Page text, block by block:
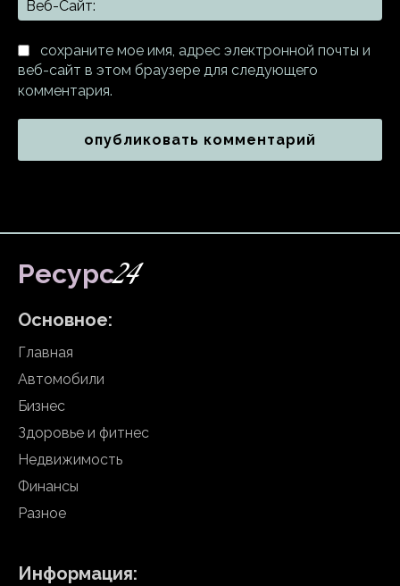
сохраните мое имя, адрес электронной почты и
веб-сайт в этом браузере для следующего
комментария.
Ресурс24
Основное:
Главная
Автомобили
Бизнес
Здоровье и фитнес
Недвижимость
Финансы
Разное
Информация: